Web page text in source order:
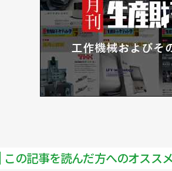
この記事を読んだ方へのオスス